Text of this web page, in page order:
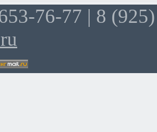
76-77 | 8